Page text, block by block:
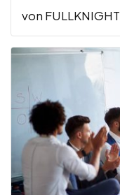
von FULLKNIGHT